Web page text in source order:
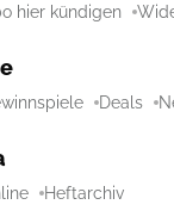
hier kündigen
Deals
Heftarchiv